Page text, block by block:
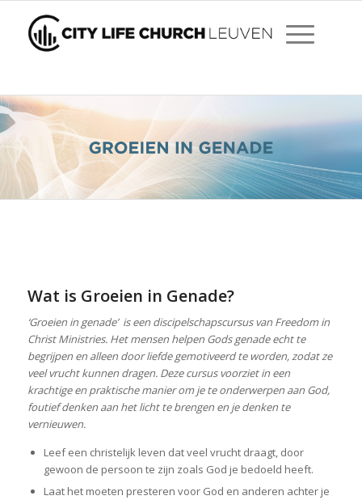
Wat is Groeien in Genade?
‘Groeien in genade’ is een discipelschapscursus van Freedom in
Christ Ministries. Het mensenhelpen Gods genade echt te
begrijpen en alleen door liefde gemotiveerd te worden, zodat ze
veel vrucht kunnen dragen. Deze cursus voorziet in een
krachtige en praktische manier om je te onderwerpen aan God,
foutief denken aan het licht te brengen en je denken te
vernieuwen.
Leef een christelijk leven dat veel vrucht draagt, door
gewoon de persoon te zijn zoals God je bedoeld heeft.
Laat het moeten presteren voor God en anderen achter je